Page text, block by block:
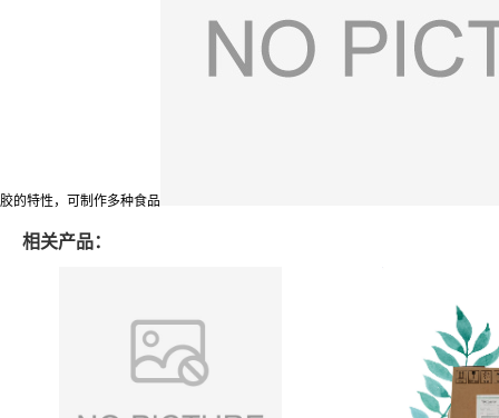
胶的特性，可制作多种食品
相关产品：